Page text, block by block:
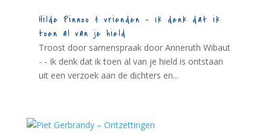
Hilde Pinnoo & vrienden – Ik denk dat ik
toen al van je hield
Troost door samenspraak door Anneruth Wibaut
- - Ik denk dat ik toen al van je hield is ontstaan
uit een verzoek aan de dichters en...